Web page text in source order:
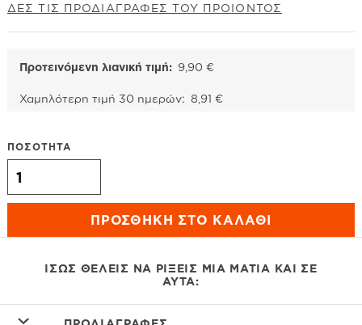
ΔΕΣ ΤΙΣ ΠΡΟΔΙΑΓΡΑΦΕΣ ΤΟΥ ΠΡΟΙΟΝΤΟΣ
Προτεινόμενη λιανική τιμή: 9,90 €
Χαμηλότερη τιμή 30 ημερών: 8,91 €
ΠΟΣΟΤΗΤΑ
Skip Hop Zoo Πλαστικό Παγουρίνο με Καλαμάκι Pug - 384,5
ml ποσότητα
ΠΡΟΣΘΉΚΗ ΣΤΟ ΚΑΛΆΘΙ
ΊΣΩΣ ΘΈΛΕΙΣ ΝΑ ΡΊΞΕΙΣ ΜΙΑ ΜΑΤΙΆ ΚΑΙ ΣΕ
ΑΥΤΆ:
ΠΡΟΔΙΑΓΡΑΦΕΣ